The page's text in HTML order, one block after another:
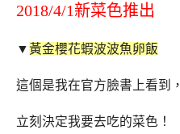
2018/4/1新菜色推出
▼ 黃金櫻花蝦波波魚卵飯
這個是我在官方臉書上看到，
立刻決定我要去吃的菜色！